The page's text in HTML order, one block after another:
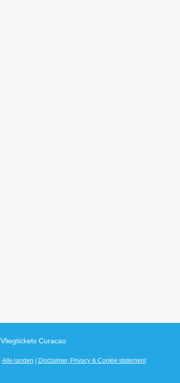
Vliegtickets Curacao
Alle landen Disclaimer, Privacy & Cookie statement